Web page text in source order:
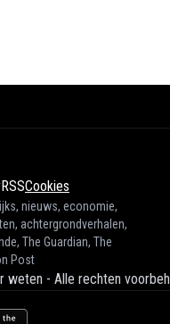
RSSCookies
nieuws, economie,
achtergrondverhalen,
The Guardian, The
Post
weten - Alle rechten